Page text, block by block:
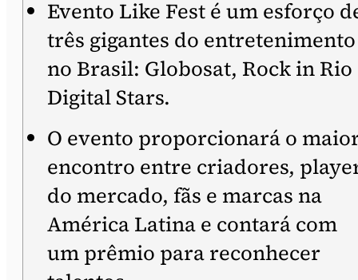
Evento Like Fest é um esforço
três gigantes do entretenimento
no Brasil: Globosat, Rock in Rio
Digital Stars.
O evento proporcionará o
encontro entre criadores,
do mercado, fãs e marcas na
América Latina e contará com
um prêmio para reconhecer